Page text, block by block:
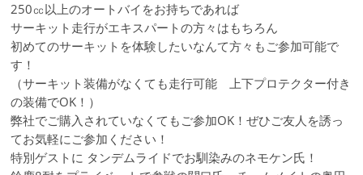
250㏄以上のオートバイをお持ちであれば
サーキット走行がエキスパートの方々はもちろん
初めてのサーキットを体験したいなんて方々もご参加可能で
す！
（サーキット装備がなくても走行可能 上下プロテクター付き
の装備でOK！）
弊社でご購入されていなくてもご参加OK！ぜひご友人を誘っ
てお気軽にご参加ください！
特別ゲストに タンデムライドでお馴染みのネモケン氏！